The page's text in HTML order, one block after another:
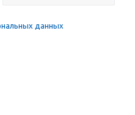
данных